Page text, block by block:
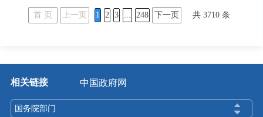
首 页 上一页 1 2 3 ... 248 下一页 共 3710条
相关链接 中国政府网
国务院部门